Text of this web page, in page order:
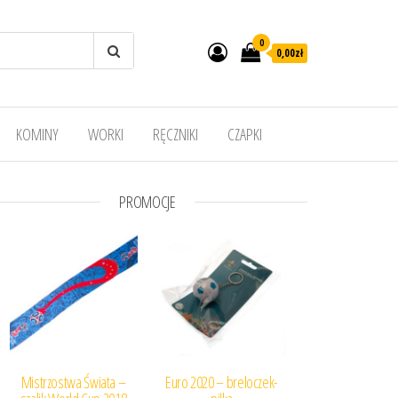
0
0,00zł
KOMINY WORKI RĘCZNIKI CZAPKI
PROMOCJE
Mistrzostwa Świata – Euro 2020 – breloczek-